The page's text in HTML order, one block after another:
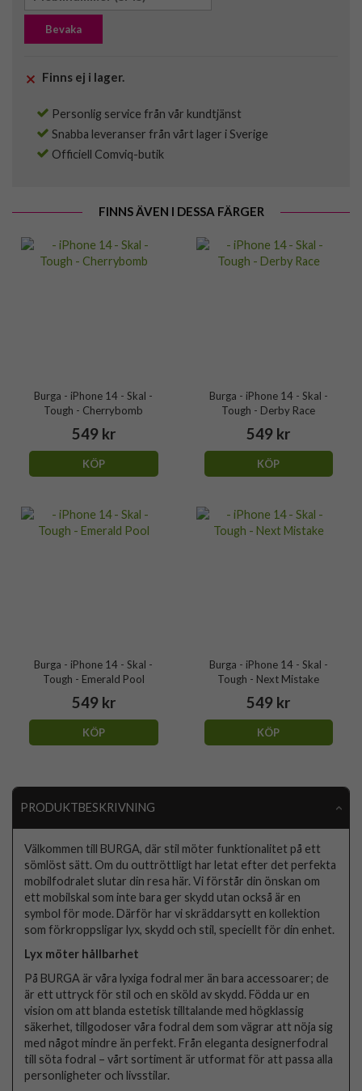
Bevaka
Finns ej i lager.
Personlig service från vår kundtjänst
Snabba leveranser från vårt lager i Sverige
Officiell Comviq-butik
FINNS ÄVEN I DESSA FÄRGER
Burga - iPhone 14 - Skal -
Tough - Cherrybomb
549 kr
KÖP
Burga - iPhone 14 - Skal -
Tough - Derby Race
549 kr
KÖP
Burga - iPhone 14 - Skal -
Tough - Emerald Pool
549 kr
KÖP
Burga - iPhone 14 - Skal -
Tough - Next Mistake
549 kr
KÖP
PRODUKTBESKRIVNING
Välkommen till BURGA, där stil möter funktionalitet på ett
sömlöst sätt. Om du outtröttligt har letat efter det perfekta
mobilfodralet slutar din resa här. Vi förstår din önskan om
ett mobilskal som inte bara ger skydd utan också är en
symbol för mode. Därför har vi skräddarsytt en kollektion
som förkroppsligar lyx, skydd och stil, speciellt för din enhet.
Lyx möter hållbarhet
På BURGA är våra lyxiga fodral mer än bara accessoarer; de
är ett uttryck för stil och en sköld av skydd. Födda ur en
vision om att blanda estetisk tilltalande med högklassig
säkerhet, tillgodoser våra fodral dem som vägrar att nöja sig
med något mindre än perfekt. Från eleganta designerfodral
till söta fodral – vårt sortiment är utformat för att passa alla
personligheter och livsstilar.